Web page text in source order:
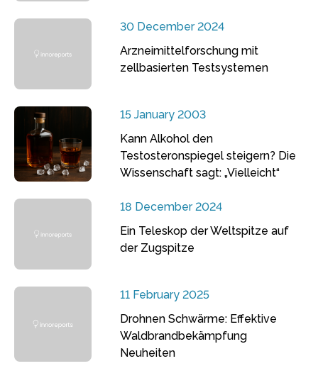
30 December 2024
Arzneimittelforschung mit
zellbasierten Testsystemen
15 January 2003
Kann Alkohol den
Testosteronspiegel steigern? Die
Wissenschaft sagt: „Vielleicht“
18 December 2024
Ein Teleskop der Weltspitze auf
der Zugspitze
11 February 2025
Drohnen Schwärme: Effektive
Waldbrandbekämpfung
Neuheiten